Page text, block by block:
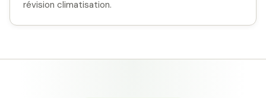
révision climatisation.